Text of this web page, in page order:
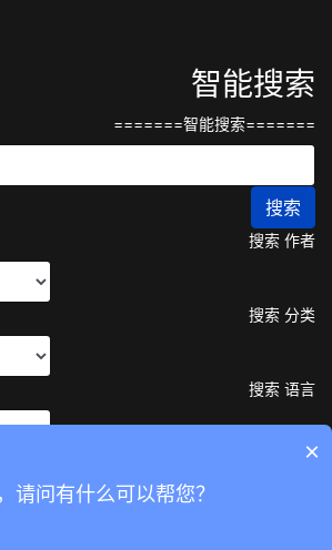
智能搜索
=======智能搜索=======
搜索
搜索 作者
搜索 分类
搜索 语言
搜索 类型
×
请问有什么可以帮您？